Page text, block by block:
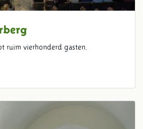
ruim vierhonderd gasten.